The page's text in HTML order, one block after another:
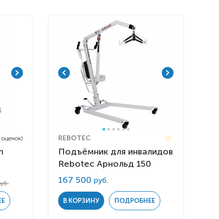
REBOTEC
Подъёмник для инвалидов
Rebotec Арнольд 150
167 500руб.
В КОРЗИНУ ПОДРОБНЕЕ